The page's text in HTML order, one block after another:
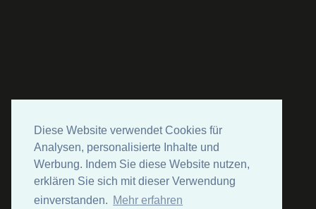
Diese Website verwendet Cookies für
Analysen, personalisierte Inhalte und
Werbung. Indem Sie diese Website nutzen,
erklären Sie sich mit dieser Verwendung
einverstanden. Mehr erfahren